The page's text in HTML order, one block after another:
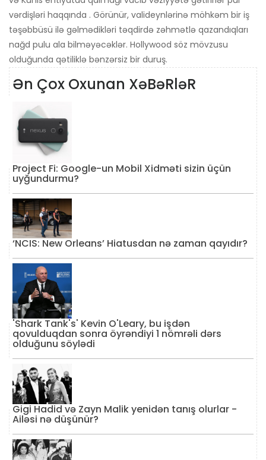
vərdişləri haqqında . Görünür, valideynlərinə möhkəm bir iş
təşəbbüsü ilə gəlmədikləri təqdirdə zəhmətlə qazandıqları
nağd pulu ala bilməyəcəklər. Hollywood söz mövzusu
olduğunda qətiliklə bənzərsiz bir duruş.
Ən Çox Oxunan XəBəRləR
Project Fi: Google-un Mobil Xidməti sizin üçün
uyğundurmu?
‘NCIS: New Orleans’ Hiatusdan nə zaman qayıdır?
'Shark Tank's' Kevin O'Leary, bu işdən
qovulduqdan sonra öyrəndiyi 1 nömrəli dərs
olduğunu söylədi
Gigi Hadid və Zayn Malik yenidən tanış olurlar -
Ailəsi nə düşünür?